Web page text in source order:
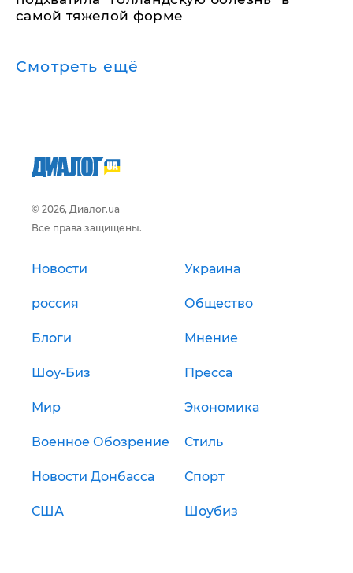
самой тяжелой форме
Смотреть ещё
© 2026, Диалог.ua
Все права защищены.
Новости Украина
россия Общество
Блоги Мнение
Шоу-Биз Пресса
Мир Экономика
Военное Обозрение Стиль
Новости Донбасса Спорт
США Шоубиз